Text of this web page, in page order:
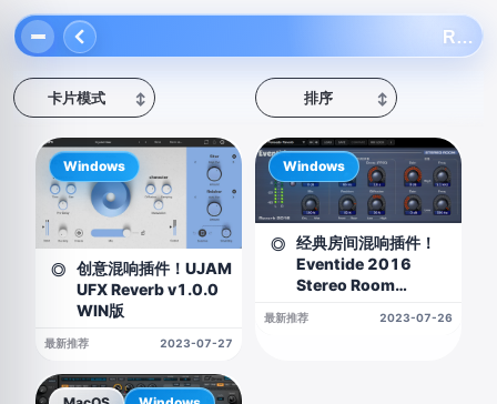
卡片模式 ↕ 排序 ↕
◎
创意混响插件！UJAM
UFX Reverb v1.0.0
WIN版
最新推荐 2023-07-27
Windows
◎
经典房间混响插件！
Eventide 2016
Stereo Room
最新推荐 2023-07-26
Windows
Reverb